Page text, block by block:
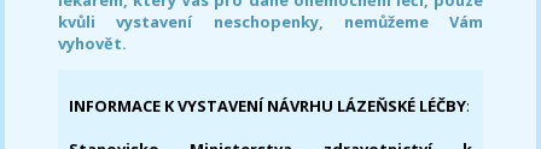
kvůli vystavení neschopenky, nemůžeme Vám
vyhovět.
INFORMACE K VYSTAVENÍ NÁVRHU LÁZEŇSKÉ LÉČBY: